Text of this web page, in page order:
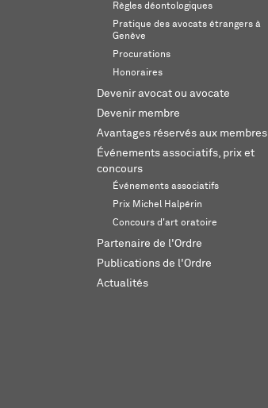
Règles déontologiques
Pratique des avocats étrangers à
Genève
Procurations
Honoraires
Devenir avocat ou avocate
Devenir membre
Avantages réservés aux membres
Événements associatifs, prix et
concours
Événements associatifs
Prix Michel Halpérin
Concours d'art oratoire
Partenaire de l'Ordre
Publications de l'Ordre
Actualités